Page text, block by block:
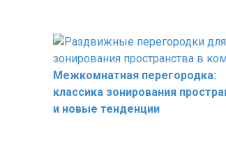
Межкомнатная перегородка:
классика зонирования
и новые тенденции